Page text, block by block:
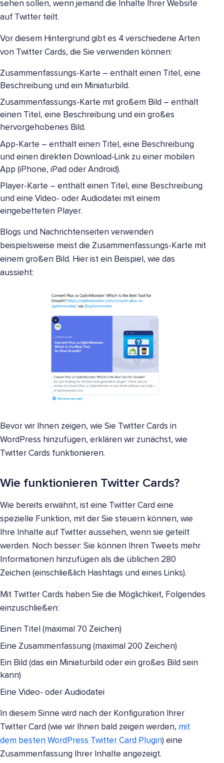
sehen sollen, wenn jemand die Inhalte Ihrer Website
auf Twitter teilt.
Vor diesem Hintergrund gibt es 4 verschiedene Arten
von Twitter Cards, die Sie verwenden können:
Zusammenfassungs-Karte – enthält einen Titel, eine
Beschreibung und ein Miniaturbild.
Zusammenfassungs-Karte mit großem Bild – enthält
einen Titel, eine Beschreibung und ein großes
hervorgehobenes Bild.
App-Karte – enthält einen Titel, eine Beschreibung
und einen direkten Download-Link zu einer mobilen
App (iPhone, iPad oder Android).
Player-Karte – enthält einen Titel, eine Beschreibung
und eine Video- oder Audiodatei mit einem
eingebetteten Player.
Blogs und Nachrichtenseiten verwenden
beispielsweise meist die Zusammenfassungs-Karte mit
einem großen Bild. Hier ist ein Beispiel, wie das
aussieht:
Bevor wir Ihnen zeigen, wie Sie Twitter Cards in
WordPress hinzufügen, erklären wir zunächst, wie
Twitter Cards funktionieren.
Wie funktionieren Twitter Cards?
Wie bereits erwähnt, ist eine Twitter Card eine
spezielle Funktion, mit der Sie steuern können, wie
Ihre Inhalte auf Twitter aussehen, wenn sie geteilt
werden. Noch besser: Sie können Ihren Tweets mehr
Informationen hinzufügen als die üblichen 280
Zeichen (einschließlich Hashtags und eines Links).
Mit Twitter Cards haben Sie die Möglichkeit, Folgendes
einzuschließen:
Einen Titel (maximal 70 Zeichen)
Eine Zusammenfassung (maximal 200 Zeichen)
Ein Bild (das ein Miniaturbild oder ein großes Bild sein
kann)
Eine Video- oder Audiodatei
In diesem Sinne wird nach der Konfiguration Ihrer
Twitter Card (wie wir Ihnen bald zeigen werden, mit
dem besten WordPress Twitter Card Plugin) eine
Zusammenfassung Ihrer Inhalte angezeigt.